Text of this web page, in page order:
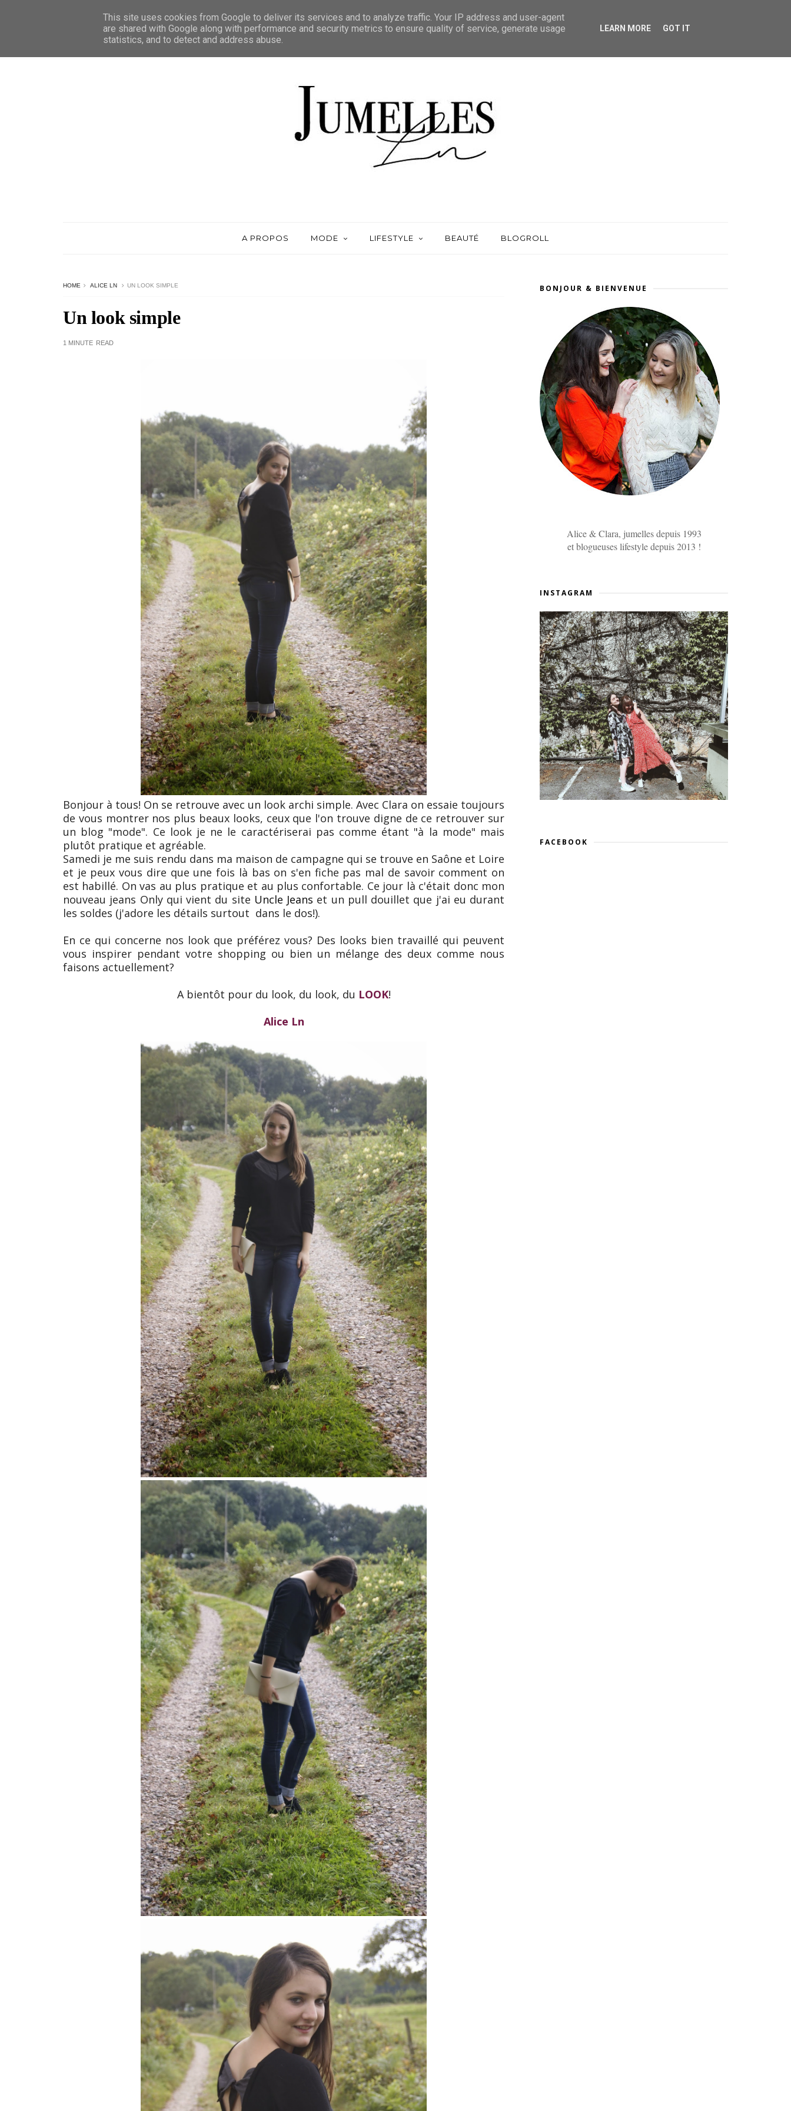
A PROPOS MODE LIFESTYLE BEAUTÉ BLOGROLL
HOME ALICE LN UN LOOK SIMPLE
Un look simple
1 MINUTE READ
Bonjour à tous! On se retrouve avec un look archi simple. Avec Clara on essaie toujours
de vous montrer nos plus beaux looks, ceux que l'on trouve digne de ce retrouver sur
un blog "mode". Ce look je ne le caractériserai pas comme étant "à la mode" mais
plutôt pratique et agréable.
Samedi je me suis rendu dans ma maison de campagne qui se trouve en Saône et Loire
et je peux vous dire que une fois là bas on s'en fiche pas mal de savoir comment on
est habillé. On vas au plus pratique et au plus confortable. Ce jour là c'était donc mon
nouveau jeans Only qui vient du site Uncle Jeans et un pull douillet que j'ai eu durant
les soldes (j'adore les détails surtout dans le dos!).
En ce qui concerne nos look que préférez vous? Des looks bien travaillé qui peuvent
vous inspirer pendant votre shopping ou bien un mélange des deux comme nous
faisons actuellement?
A bientôt pour du look, du look, du LOOK!
Alice Ln
BONJOUR & BIENVENUE
Alice & Clara, jumelles depuis 1993
et blogueuses lifestyle depuis 2013 !
INSTAGRAM
FACEBOOK
This site uses cookies from Google to deliver its services and to analyze traffic. Your IP address and user-agent
are shared with Google along with performance and security metrics to ensure quality of service, generate usage
statistics, and to detect and address abuse.
LEARN MORE GOT IT